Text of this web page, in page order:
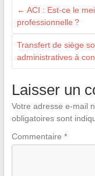
← ACI : Est-ce le
professionnelle ?
Transfert de siège
administratives à
Laisser un
Votre adresse e-mail
obligatoires sont
Commentaire *